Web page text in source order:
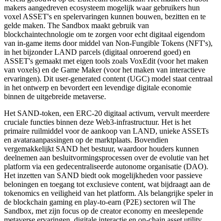
makers aangedreven ecosysteem mogelijk waar gebruikers hun
voxel ASSET's en spelervaringen kunnen bouwen, bezitten en te
gelde maken. The Sandbox maakt gebruik van
blockchaintechnologie om te zorgen voor echt digitaal eigendom
van in-game items door middel van Non-Fungible Tokens (NFT's),
in het bijzonder LAND parcels (digitaal onroerend goed) en
ASSET's gemaakt met eigen tools zoals VoxEdit (voor het maken
van voxels) en de Game Maker (voor het maken van interactieve
ervaringen). Dit user-generated content (UGC) model staat centraal
in het ontwerp en bevordert een levendige digitale economie
binnen de uitgebreide metaverse.
Het SAND-token, een ERC-20 digitaal activum, vervult meerdere
cruciale functies binnen deze Web3-infrastructuur. Het is het
primaire ruilmiddel voor de aankoop van LAND, unieke ASSETs
en avataraanpassingen op de marktplaats. Bovendien
vergemakkelijkt SAND het bestuur, waardoor houders kunnen
deelnemen aan besluitvormingsprocessen over de evolutie van het
platform via een gedecentraliseerde autonome organisatie (DAO).
Het inzetten van SAND biedt ook mogelijkheden voor passieve
beloningen en toegang tot exclusieve content, wat bijdraagt aan de
tokenomics en veiligheid van het platform. Als belangrijke speler in
de blockchain gaming en play-to-earn (P2E) sectoren wil The
Sandbox, met zijn focus op de creator economy en meeslepende